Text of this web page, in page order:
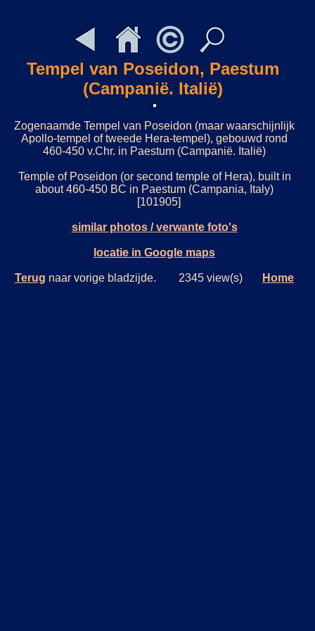
Tempel van Poseidon, Paestum
(Campanië. Italië)
Zogenaamde Tempel van Poseidon (maar waarschijnlijk
Apollo-tempel of tweede Hera-tempel), gebouwd rond
460-450 v.Chr. in Paestum (Campanië. Italië)
Temple of Poseidon (or second temple of Hera), built in
about 460-450 BC in Paestum (Campania, Italy)
[101905]
similar photos / verwante foto's
locatie in Google maps
Terug naar vorige bladzijde. 2345 view(s) Home